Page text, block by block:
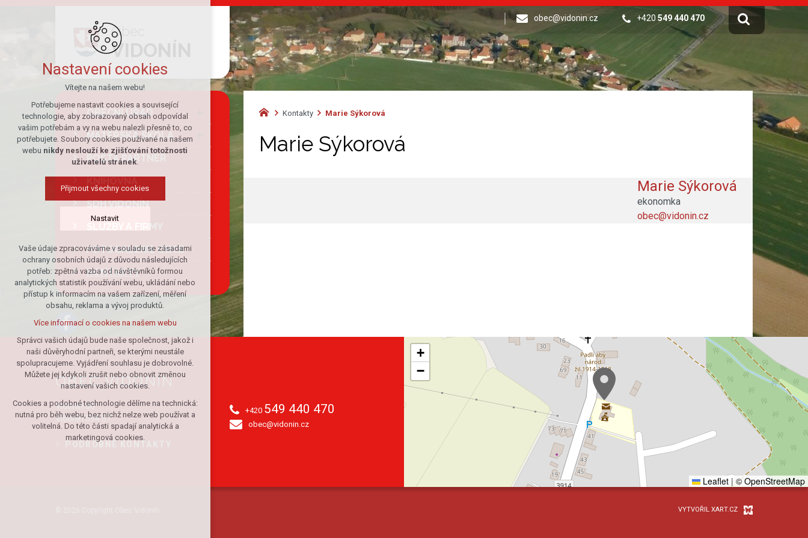
Obec
VIDONÍN
obec@vidonin.cz +420 549 440 470
Kontakty Marie Sýkorová
Marie Sýkorová
Marie Sýkorová
ekonomka
obec@vidonin.cz
OBECNÍ ÚŘAD
MATEŘSKÁ ŠKOLA
POŠTA PARTNER
SDH VIDONÍN
FOTOGALERIE OBCE
KONTAKTY
OBEC VIDONÍN
Vidonín 36
Vidonín 594 57
obec@vidonin.cz
+420 549 440 470
PODROBNÉ KONTAKTY
+
−
Leaflet | © OpenStreetMap
VYTVOŘIL XART.CZ
Nastavení cookies
Vítejte na našem webu!
Potřebujeme nastavit cookies a související
technologie, aby zobrazovaný obsah odpovídal
vašim potřebám a vy na webu nalezli přesně to, co
potřebujete. Soubory cookies používané na našem
webu nikdy neslouží ke zjišťování totožnosti
uživatelů stránek.
Přijmout všechny cookies
Nastavit
Technická cookies
nutná pro provozování webu
udržení kontextu stránek (session):
případná přihlášení, volby jazyka, apod.
Volitelná cookies
analytická pro anonymizované
vyhodnocení návštěvnosti
marketingová cookies (Google)
Více informací o cookies na našem webu
Přijmout všechny cookies
Odmítnout vše
Vaše údaje zpracováváme v souladu se zásadami
ochrany osobních údajů z důvodu následujících
potřeb: zpětná vazba od návštěvníků formou
analytických statistik používání webu, ukládání nebo
přístup k informacím na vašem zařízení, měření
obsahu, reklama a vývoj produktů.
Více informací o cookies na našem webu
Správci vašich údajů bude naše společnost, jakož i
naši důvěryhodní partneři, se kterými neustále
spolupracujeme. Vyjádření souhlasu je dobrovolné.
Můžete jej kdykoli zrušit nebo obnovit změnou
nastavení vašich cookies.
Cookies a podobné technologie dělíme na technická:
nutná pro běh webu, bez nichž nelze web používat a
volitelná. Do této části spadají analytická a
marketingová cookies.